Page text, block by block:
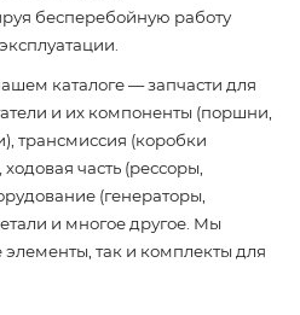
бесперебойную работу
каталоге — запчасти для
и их компоненты (поршни,
трансмиссия (коробки
часть (рессоры,
(генераторы,
и многое другое. Мы
так и комплекты для